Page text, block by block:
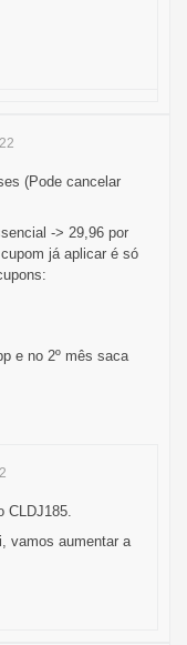
(Pode cancelar
-> 29,96 por
já aplicar é só
e no 2º mês saca
CLDJ185.
vamos aumentar a